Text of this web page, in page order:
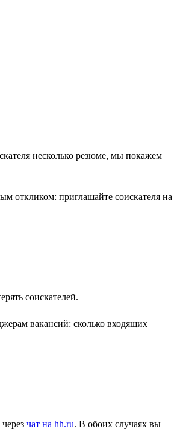
несколько резюме, мы покажем
откликом: приглашайте соискателя на
соискателей.
вакансий: сколько входящих
чат на hh.ru. В обоих случаях вы